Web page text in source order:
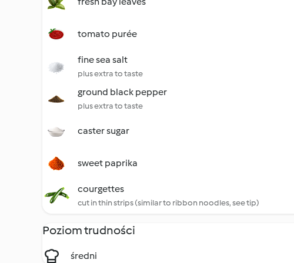
tomato purée
fine sea salt
plus extra to taste
ground black pepper
plus extra to taste
caster sugar
sweet paprika
courgettes
cut in thin strips (similar to ribbon noodles, see tip)
Poziom trudności
średni